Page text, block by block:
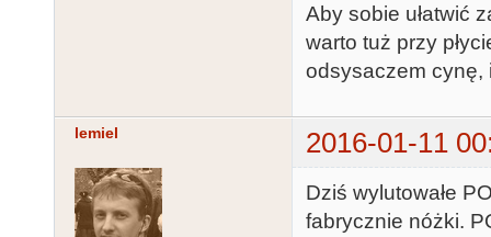
Aby sobie ułatwić
warto tuż przy
odsysaczem cynę,
lemiel 2016-01-11
Dziś wylutowałe
fabrycznie nóżki.